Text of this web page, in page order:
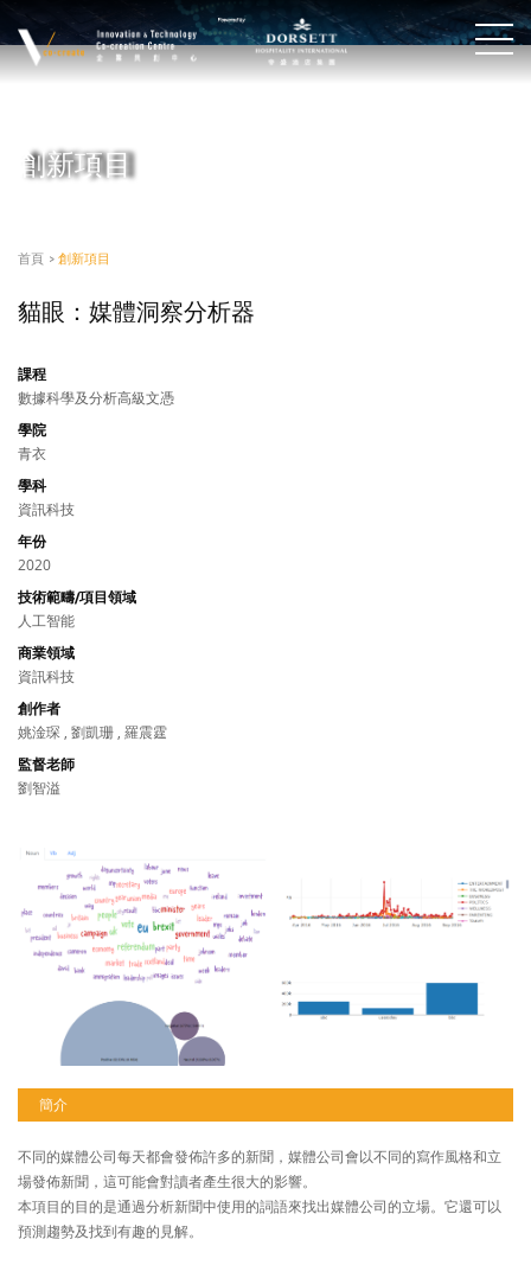
創新項目
首頁 > 創新項目
貓眼：媒體洞察分析器
課程
數據科學及分析高級文憑
學院
青衣
學科
資訊科技
年份
2020
技術範疇/項目領域
人工智能
商業領域
資訊科技
創作者
姚淦琛 , 劉凱珊 , 羅震霆
監督老師
劉智溢
簡介
不同的媒體公司每天都會發佈許多的新聞，媒體公司會以不同的寫作風格和立
場發佈新聞，這可能會對讀者產生很大的影響。
本項目的目的是通過分析新聞中使用的詞語來找出媒體公司的立場。它還可以
預測趨勢及找到有趣的見解。